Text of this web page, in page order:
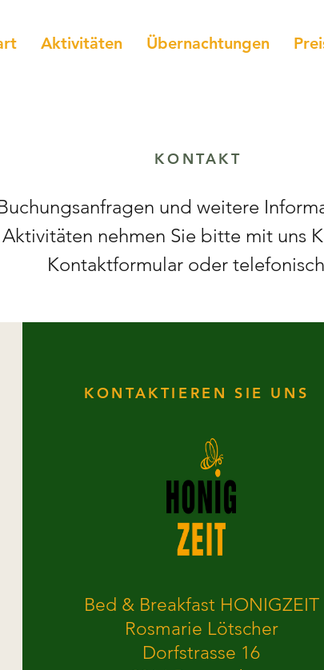
Aktivitäten Übernachtungen
KONTAKT
und weitere
Aktivitäten nehmen Sie bitte mit uns
Kontaktformular oder
KONTAKTIEREN SIE UNS
Bed & Breakfast HONIGZEIT
Rosmarie Lötscher
Dorfstrasse 16